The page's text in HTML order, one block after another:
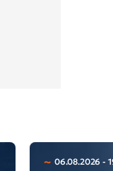
06.08.2026 -